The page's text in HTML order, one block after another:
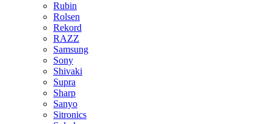
Rubin
Rolsen
Rekord
RAZZ
Samsung
Sony
Shivaki
Supra
Sharp
Sanyo
Sitronics